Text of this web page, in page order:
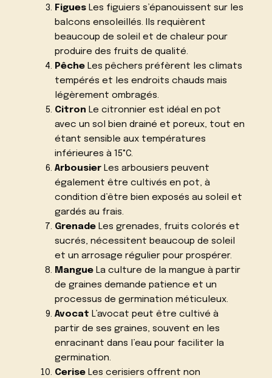
FiguesLes figuiers s’épanouissent sur les
balcons ensoleillés. Ils requièrent
beaucoup de soleil et de chaleur pour
produire des fruits de qualité.
PêcheLes pêchers préfèrent les climats
tempérés et les endroits chauds mais
légèrement ombragés.
Citron Le citronnier est idéal en pot
avec un sol bien drainé et poreux, tout en
étant sensible aux températures
inférieures à 15°C.
ArbousierLes arbousiers peuvent
également être cultivés en pot, à
condition d’être bien exposés au soleil et
gardés au frais.
GrenadeLes grenades, fruits colorés et
sucrés, nécessitent beaucoup de soleil
et un arrosage régulier pour prospérer.
MangueLa culture de la mangue à partir
de graines demande patience et un
processus de germination méticuleux.
Avocat L’avocat peut être cultivé à
partir de ses graines, souvent en les
enracinant dans l’eau pour faciliter la
germination.
CeriseLes cerisiers offrent non